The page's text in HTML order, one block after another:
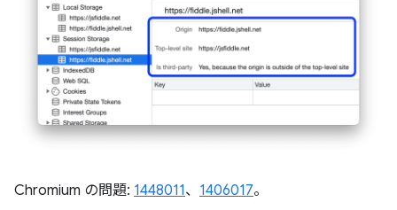
Chromium の問題: 1448011、 1406017。